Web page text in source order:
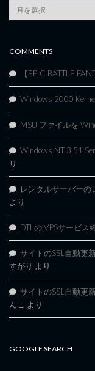
Article
Archives
COMMENTS
【EPIC BATTLE
Windows 2000
MSU ファイルを
Windows NT 3.51
り
レンタルサーバーの
より
DTI の VPSサービス
サイトのSSL自動更
すがり より
サイトのSSL自動更
んこ より
GOOGLE SEARCH